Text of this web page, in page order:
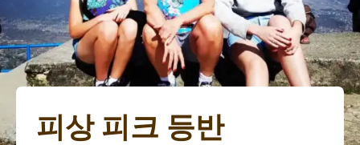
피상 피크 등반